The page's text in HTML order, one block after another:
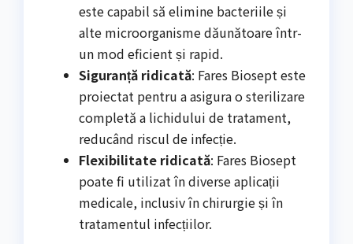
este capabil să elimine bacteriile și
alte microorganisme dăunătoare într-
un mod eficient și rapid.
Siguranță ridicată: Fares Biosept este
proiectat pentru a asigura o sterilizare
completă a lichidului de tratament,
reducând riscul de infecție.
Flexibilitate ridicată: Fares Biosept
poate fi utilizat în diverse aplicații
medicale, inclusiv în chirurgie și în
tratamentul infecțiilor.